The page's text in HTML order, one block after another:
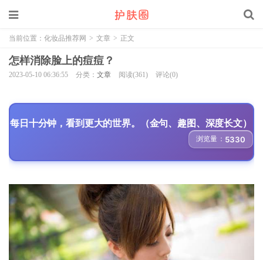
当前位置： 化妆品推荐网 > 文章 > 正文
怎样消除脸上的痘痘？
2023-05-10 06:36:55 分类： 文章 阅读(361) 评论(0)
每日十分钟，看到更大的世界。（金句、趣图、深度长文）
浏览量： 5330